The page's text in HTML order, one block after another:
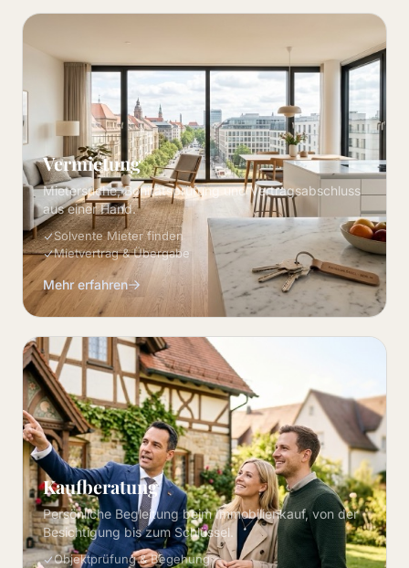
Vermietung
Mietersuche, Bonitätsprüfung und Vertragsabschluss
aus einer Hand.
Solvente Mieter finden
Mietvertrag & Übergabe
Mehr erfahren
Kaufberatung
Persönliche Begleitung beim Immobilienkauf, von der
Besichtigung bis zum Schlüssel.
Objektprüfung & Begehung